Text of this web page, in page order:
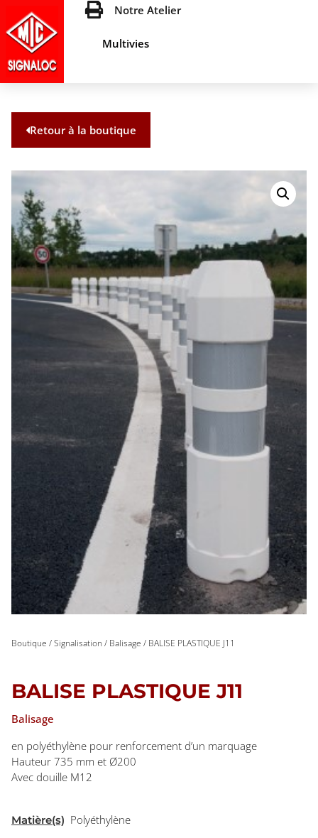
Notre Atelier
Multivies
Retour à la boutique
Boutique /Signalisation / Balisage / BALISE PLASTIQUE J11
BALISE PLASTIQUE J11
Balisage
en polyéthylène pour renforcement d’un marquage
Hauteur 735 mm et Ø200
Avec douille M12
Matière(s) Polyéthylène